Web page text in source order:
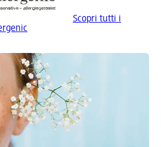
Scopri tutti i